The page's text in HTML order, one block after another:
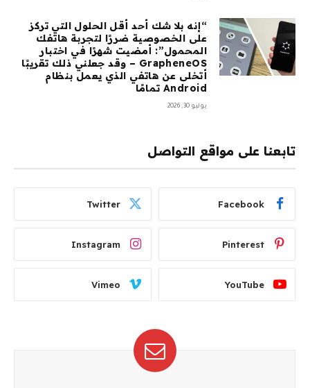
“إنه بلا شك أحد أقل الحلول التي تركز
على الخصوصية ضررًا لتجربة هاتفك
المحمول”: أمضيت شهرًا في اختبار
GrapheneOS – وقد جعلني ذلك تقريبًا
أتخلى عن هاتفي الذي يعمل بنظام
Android تمامًا
يوليو 30, 2026
تابعنا على مواقع التواصل
Facebook
Twitter
Pinterest
Instagram
YouTube
Vimeo